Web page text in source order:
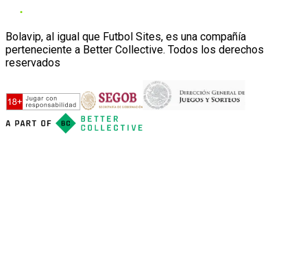
Bolavip, al igual que Futbol Sites, es una compañía
perteneciente a Better Collective. Todos los derechos
reservados